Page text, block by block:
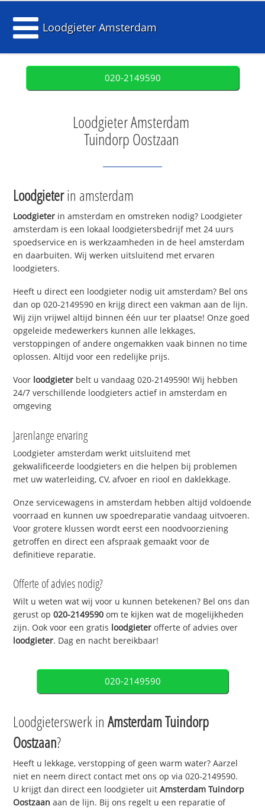
Loodgieter Amsterdam
020-2149590
Loodgieter Amsterdam
Tuindorp Oostzaan
Loodgieterin amsterdam
Loodgieter in amsterdam en omstreken nodig? Loodgieter
amsterdam is een lokaal loodgietersbedrijf met 24 uurs
spoedservice en is werkzaamheden in de heel amsterdam
en daarbuiten. Wij werken uitsluitend met ervaren
loodgieters.
Heeft u direct een loodgieter nodig uit amsterdam? Bel ons
dan op 020-2149590 en krijg direct een vakman aan de lijn.
Wij zijn vrijwel altijd binnen één uur ter plaatse! Onze goed
opgeleide medewerkers kunnen alle lekkages,
verstoppingen of andere ongemakken vaak binnen no time
oplossen. Altijd voor een redelijke prijs.
Voor loodgieter belt u vandaag 020-2149590! Wij hebben
24/7 verschillende loodgieters actief in amsterdam en
omgeving
Jarenlange ervaring
Loodgieter amsterdam werkt uitsluitend met
gekwalificeerde loodgieters en die helpen bij problemen
met uw waterleiding, CV, afvoer en riool en daklekkage.
Onze servicewagens in amsterdam hebben altijd voldoende
voorraad en kunnen uw spoedreparatie vandaag uitvoeren.
Voor grotere klussen wordt eerst een noodvoorziening
getroffen en direct een afspraak gemaakt voor de
definitieve reparatie.
Offerte of advies nodig?
Wilt u weten wat wij voor u kunnen betekenen? Bel ons dan
gerust op020-2149590 om te kijken wat de mogelijkheden
zijn. Ook voor een gratis loodgieter offerte of advies over
loodgieter. Dag en nacht bereikbaar!
020-2149590
Loodgieterswerk inAmsterdam Tuindorp
Oostzaan?
Heeft u lekkage, verstopping of geen warm water? Aarzel
niet en neem direct contact met ons op via 020-2149590.
U krijgt dan direct een loodgieter uitAmsterdam Tuindorp
Oostzaan aan de lijn. Bij ons regelt u een reparatie of